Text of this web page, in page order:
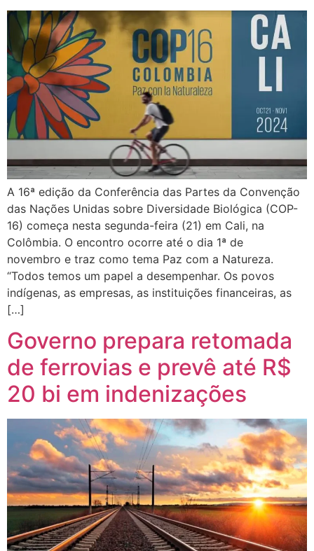
A 16ª edição da Conferência das Partes da Convenção
das Nações Unidas sobre Diversidade Biológica (COP-
16) começa nesta segunda-feira (21) em Cali, na
Colômbia. O encontro ocorre até o dia 1ª de
novembro e traz como tema Paz com a Natureza.
“Todos temos um papel a desempenhar. Os povos
indígenas, as empresas, as instituições financeiras, as
[…]
Governo prepara retomada
de ferrovias e prevê até R$
20 bi em indenizações